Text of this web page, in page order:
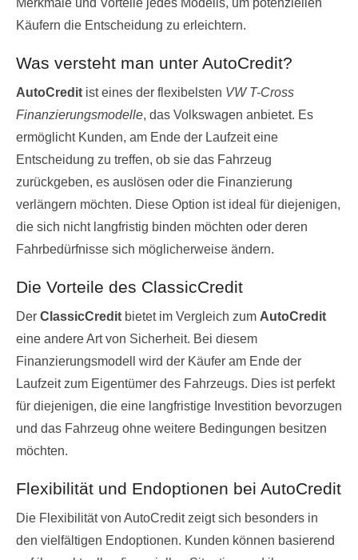
Käufern die Entscheidung zu erleichtern.
Was versteht man unter AutoCredit?
AutoCredit ist eines der flexibelsten VW T-Cross
Finanzierungsmodelle, das Volkswagen anbietet. Es
ermöglicht Kunden, am Ende der Laufzeit eine
Entscheidung zu treffen, ob sie das Fahrzeug
zurückgeben, es auslösen oder die Finanzierung
verlängern möchten. Diese Option ist ideal für diejenigen,
die sich nicht langfristig binden möchten oder deren
Fahrbedürfnisse sich möglicherweise ändern.
Die Vorteile des ClassicCredit
Der ClassicCredit bietet im Vergleich zum AutoCredit
eine andere Art von Sicherheit. Bei diesem
Finanzierungsmodell wird der Käufer am Ende der
Laufzeit zum Eigentümer des Fahrzeugs. Dies ist perfekt
für diejenigen, die eine langfristige Investition bevorzugen
und das Fahrzeug ohne weitere Bedingungen besitzen
möchten.
Flexibilität und Endoptionen bei AutoCredit
Die Flexibilität von AutoCredit zeigt sich besonders in
den vielfältigen Endoptionen. Kunden können basierend